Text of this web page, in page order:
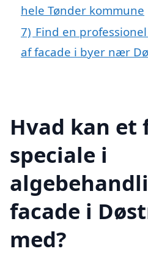
hele Tønder kommune
7) Find en
af facade i byer nær
Hvad kan et
speciale i
facade i
med?